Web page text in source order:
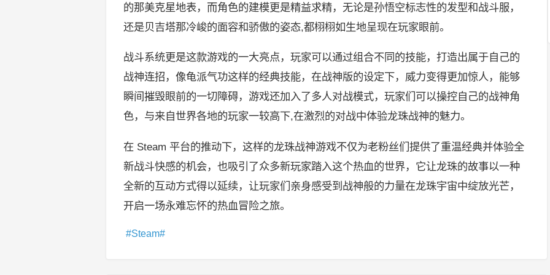
的那美克星地表，而角色的建模更是精益求精，无论是孙悟空标志性的发型和战斗服，
还是贝吉塔那冷峻的面容和骄傲的姿态,都栩栩如生地呈现在玩家眼前。
战斗系统更是这款游戏的一大亮点，玩家可以通过组合不同的技能，打造出属于自己的
战神连招，像龟派气功这样的经典技能，在战神版的设定下，威力变得更加惊人，能够
瞬间摧毁眼前的一切障碍，游戏还加入了多人对战模式，玩家们可以操控自己的战神角
色，与来自世界各地的玩家一较高下,在激烈的对战中体验龙珠战神的魅力。
在 Steam 平台的推动下，这样的龙珠战神游戏不仅为老粉丝们提供了重温经典并体验全
新战斗快感的机会，也吸引了众多新玩家踏入这个热血的世界，它让龙珠的故事以一种
全新的互动方式得以延续，让玩家们亲身感受到战神般的力量在龙珠宇宙中绽放光芒，
开启一场永难忘怀的热血冒险之旅。
Steam